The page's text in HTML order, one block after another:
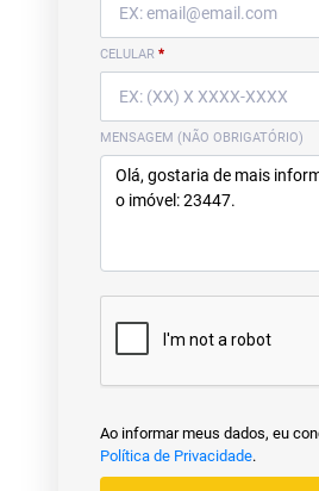
CELULAR *
MENSAGEM (NÃO OBRIGATÓRIO)
Ao informar meus dados, eu
Política de Privacidade.